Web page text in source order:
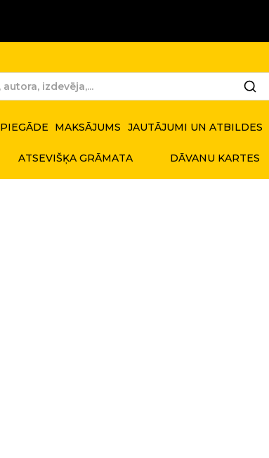
PIEGĀDE MAKSĀJUMS JAUTĀJUMI UN ATBILDES
ATSEVIŠĶA GRĀMATA DĀVANU KARTES